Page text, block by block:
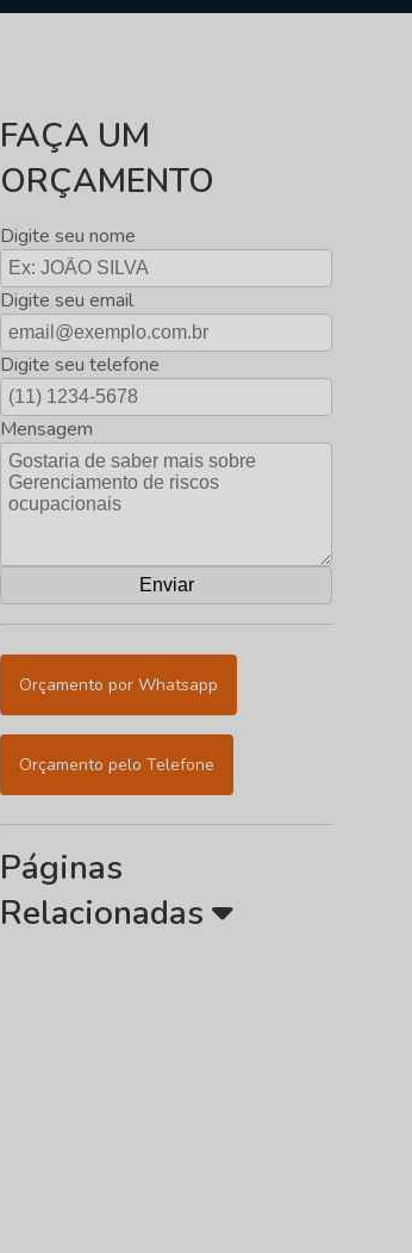
FAÇA UM
ORÇAMENTO
Digite seu nome
Digite seu email
Digite seu telefone
Mensagem
Orçamento por Whatsapp
Orçamento pelo Telefone
Páginas
Relacionadas